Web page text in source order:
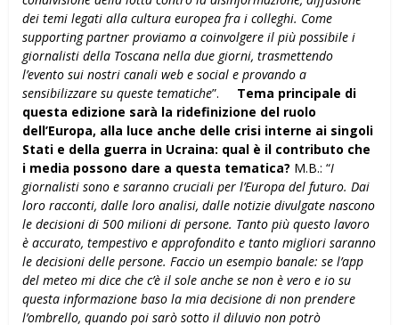
dei temi legati alla cultura europea fra i colleghi. Come
supporting partner proviamo a coinvolgere il più possibile i
giornalisti della Toscana nella due giorni, trasmettendo
l’evento sui nostri canali web e social e provando a
sensibilizzare su queste tematiche”. Tema principale di
questa edizione sarà la ridefinizione del ruolo
dell’Europa, alla luce anche delle crisi interne ai singoli
Stati e della guerra in Ucraina: qual è il contributo che
i media possono dare a questa tematica? M.B.: “I
giornalisti sono e saranno cruciali per l’Europa del futuro. Dai
loro racconti, dalle loro analisi, dalle notizie divulgate nascono
le decisioni di 500 milioni di persone. Tanto più questo lavoro
è accurato, tempestivo e approfondito e tanto migliori saranno
le decisioni delle persone. Faccio un esempio banale: se l’app
del meteo mi dice che c’è il sole anche se non è vero e io su
questa informazione baso la mia decisione di non prendere
l’ombrello, quando poi sarò sotto il diluvio non potrò